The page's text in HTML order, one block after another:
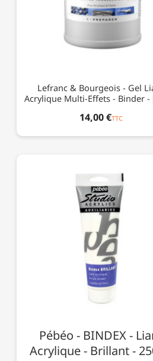
Lefranc & Bourgeois - Gel
Acrylique Multi-Effets - Binder -
14,00 €TTC
Pébéo - BINDEX -
Acrylique - Brillant -